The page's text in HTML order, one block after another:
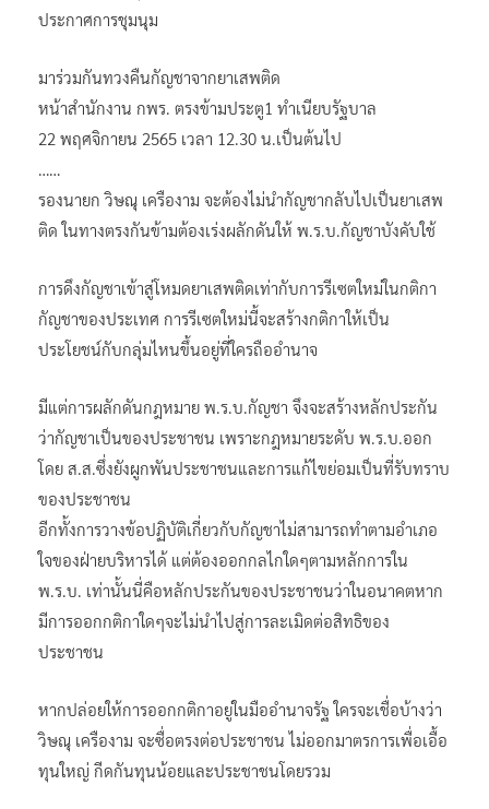
มาร่วมกันทวงคืนกัญชาจากยาเสพติด
22 พฤศจิกายน 2565 เวลา 12.30 น.เป็นต้นไป
……
รองนายก วิษณุ เครืองาม จะต้องไม่นำกัญชากลับไปเป็นยาเสพ
การดึงกัญชาเข้าสู่โหมดยาเสพติดเท่ากับการรีเซตใหม่ในกติกา
ประโยชน์กับกลุ่มไหนขึ้นอยู่ที่ใครถืออำนาจ
มีแต่การผลักดันกฎหมาย พ.ร.บ.กัญชา จึงจะสร้างหลักประกัน
โดย ส.ส.ซึ่งยังผูกพันประชาชนและการแก้ไขย่อมเป็นที่รับทราบ
ของประชาชน
อีกทั้งการวางข้อปฏิบัติเกี่ยวกับกัญชาไม่สามารถทำตามอำเภอ
ใจของฝ่ายบริหารได้ แต่ต้องออกกลไกใดๆตามหลักการใน
พ.ร.บ. เท่านั้นนี่คือหลักประกันของประชาชนว่าในอนาคตหาก
มีการออกกติกาใดๆจะไม่นำไปสู่การละเมิดต่อสิทธิของ
ประชาชน
หากปล่อยให้การออกกติกาอยู่ในมืออำนาจรัฐ ใครจะเชื่อบ้างว่า
ทุนใหญ่ กีดกันทุนน้อยและประชาชนโดยรวม
หนทางที่ชอบธรรมที่สุดคือการออกกฎหมายในระดับ พ.ร.บ.มา